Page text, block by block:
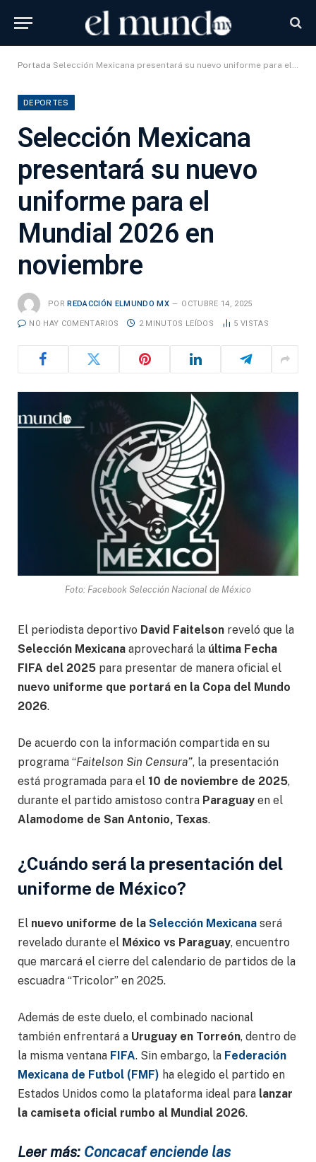
Portada Selección Mexicana presentará su nuevo uniforme para el Mundial 2026 en noviembre
DEPORTES
Selección Mexicana
presentará su nuevo
uniforme para el
Mundial 2026 en
noviembre
POR REDACCIÓN ELMUNDO MX OCTUBRE 14, 2025
NO HAY COMENTARIOS 2 MINUTOS LEÍDOS 5 VISTAS
Foto: Facebook Selección Nacional de México
El periodista deportivo David Faitelson reveló que la
Selección Mexicana aprovechará la última Fecha
FIFA del 2025 para presentar de manera oficial el
nuevo uniforme que portará en la Copa del Mundo
2026.
De acuerdo con la información compartida en su
programa “Faitelson Sin Censura”, la presentación
está programada para el 10 de noviembre de 2025,
durante el partido amistoso contra Paraguay en el
Alamodome de San Antonio, Texas.
¿Cuándo será la presentación del
uniforme de México?
El nuevo uniforme de la Selección Mexicana será
revelado durante el México vs Paraguay, encuentro
que marcará el cierre del calendario de partidos de la
escuadra “Tricolor” en 2025.
Además de este duelo, el combinado nacional
también enfrentará a Uruguay en Torreón, dentro de
la misma ventana FIFA. Sin embargo, la Federación
Mexicana de Futbol (FMF) ha elegido el partido en
Estados Unidos como la plataforma ideal para lanzar
la camiseta oficial rumbo al Mundial 2026.
Leer más: Concacaf enciende las